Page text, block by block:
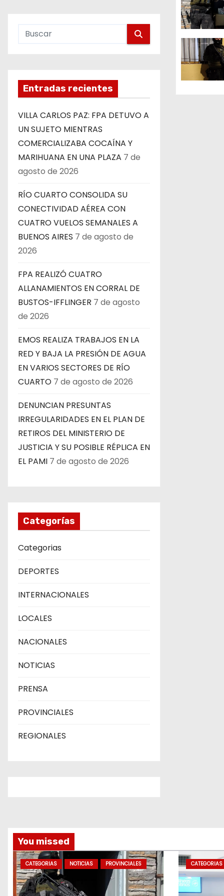
Entradas recientes
VILLA CARLOS PAZ: FPA DETUVO A
UN SUJETO MIENTRAS
COMERCIALIZABA COCAÍNA Y
MARIHUANA EN UNA PLAZA 7 de
agosto de 2026
RÍO CUARTO CONSOLIDA SU
CONECTIVIDAD AÉREA CON
CUATRO VUELOS SEMANALES A
BUENOS AIRES 7 de agosto de
2026
FPA REALIZÓ CUATRO
ALLANAMIENTOS EN CORRAL DE
BUSTOS-IFFLINGER 7 de agosto
de 2026
EMOS REALIZA TRABAJOS EN LA
RED Y BAJA LA PRESIÓN DE AGUA
EN VARIOS SECTORES DE RÍO
CUARTO 7 de agosto de 2026
DENUNCIAN PRESUNTAS
IRREGULARIDADES EN EL PLAN DE
RETIROS DEL MINISTERIO DE
JUSTICIA Y SU POSIBLE RÉPLICA EN
EL PAMI 7 de agosto de 2026
Categorías
Categorias
DEPORTES
INTERNACIONALES
LOCALES
NACIONALES
NOTICIAS
PRENSA
PROVINCIALES
REGIONALES
n
d
e
e
You missed
CATEGORIAS NOTICIAS PROVINCIALES CATEGORIAS